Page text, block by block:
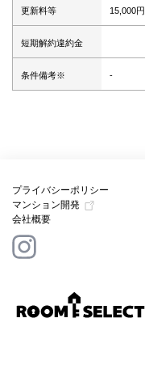
更新料等 15,000円
短期解約違約金
条件備考※ -
プライバシーポリシー
マンション開発
会社概要